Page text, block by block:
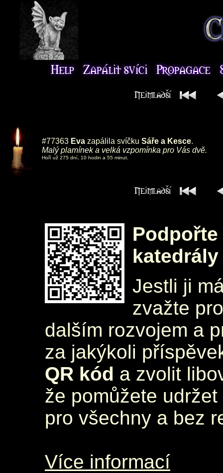
#77363 Eva zapálila svíčku Sáře a Kesce.
Malý plamínek a velká vzpomínka pro Vás dvě.
Hoří už 275 dní, 10 hodin a 55 minut.
katedrály
Jestli ji
zvažte
dalším rozvojem a
za jakýkoli
QR kód a zvolit
že pomůžete
pro všechny a bez
Více informací